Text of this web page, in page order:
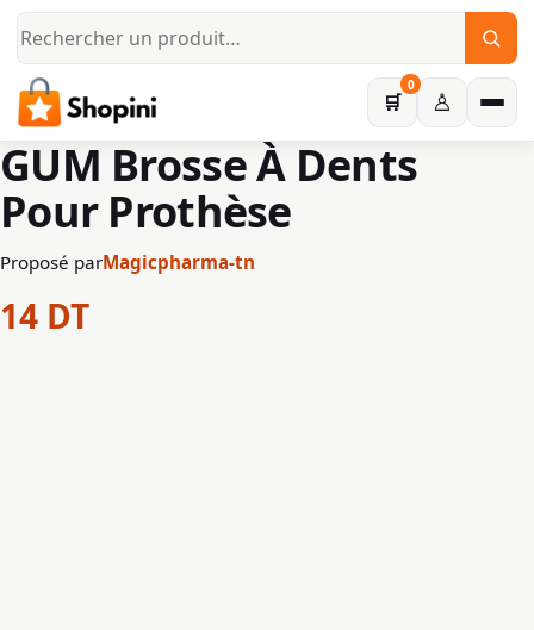
Aller au contenu principal
🛒
0
♙
GUM Brosse À Dents
Pour Prothèse
Proposé parMagicpharma-tn
14 DT